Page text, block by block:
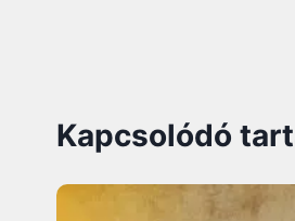
Kapcsolódó